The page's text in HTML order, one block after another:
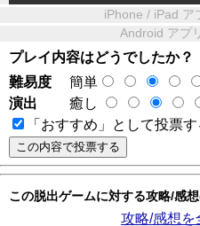
iPhone / iPad ア
Android アプ
プレイ内容はどうでしたか？
難易度
簡単
演出
癒し
「おすすめ」として投票す
この脱出ゲームに対する攻略/感
攻略/感想を